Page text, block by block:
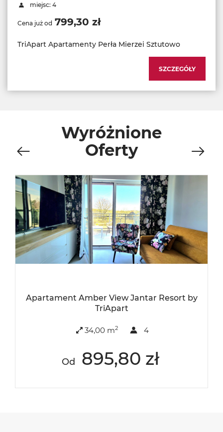
miejsc: 4
Cena już od 799,30 zł
TriApart Apartamenty Perła Mierzei Sztutowo
SZCZEGÓŁY
Wyróżnione
Oferty
Apartament Amber View Jantar Resort by
TriApart
34,00 m2 4
Od 895,80 zł